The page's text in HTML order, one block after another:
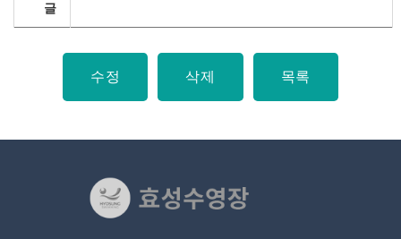
글
수정 삭제 목록